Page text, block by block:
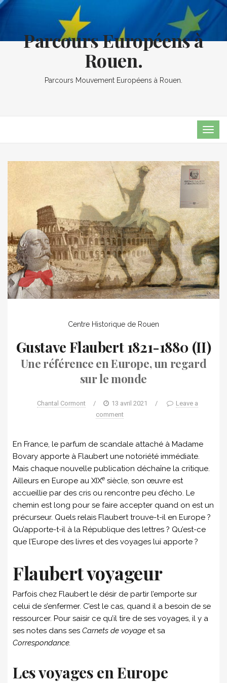
Parcours Européens à
Rouen.
Parcours Mouvement Européens à Rouen.
Centre Historique de Rouen
Gustave Flaubert 1821-1880 (II)
Une référence en Europe, un regard
sur le monde
Chantal Cormont / 13 avril 2021 /
Leave a
comment
En France, le parfum de scandale attaché à Madame
Bovary apporte à Flaubert une notoriété immédiate.
Mais chaque nouvelle publication déchaîne la critique.
Ailleurs en Europe au XIXe siècle, son œuvre est
accueillie par des cris ou rencontre peu d’écho. Le
chemin est long pour se faire accepter quand on est un
précurseur. Quels relais Flaubert trouve-t-il en Europe ?
Qu’apporte-t-il à la République des lettres ? Qu’est-ce
que l’Europe des livres et des voyages lui apporte ?
Flaubert voyageur
Parfois chez Flaubert le désir de partir l’emporte sur
celui de s’enfermer. C’est le cas, quand il a besoin de se
ressourcer. Pour saisir ce qu’il tire de ses voyages, il y a
ses notes dans ses Carnets de voyage et sa
Correspondance.
Les voyages en Europe